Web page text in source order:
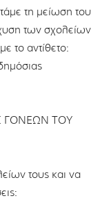
τη μείωση του
των σχολείων
το αντίθετο:
ΓΟΝΕΩΝ ΤΟΥ
τους και να